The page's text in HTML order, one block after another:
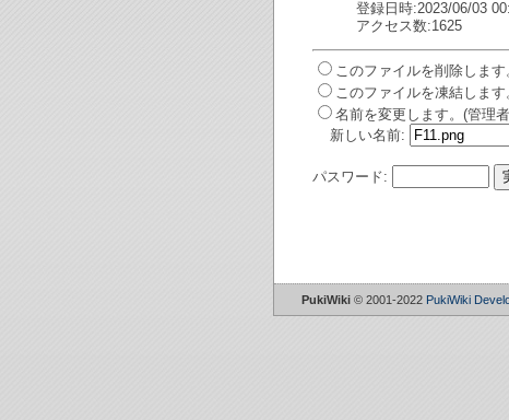
登録日時:2023/06/03
アクセス数:1625
このファイルを削除しま
このファイルを凍結しま
名前を変更します。(管理
新しい名前:
パスワード:
PukiWiki © 2001-2022 PukiWiki